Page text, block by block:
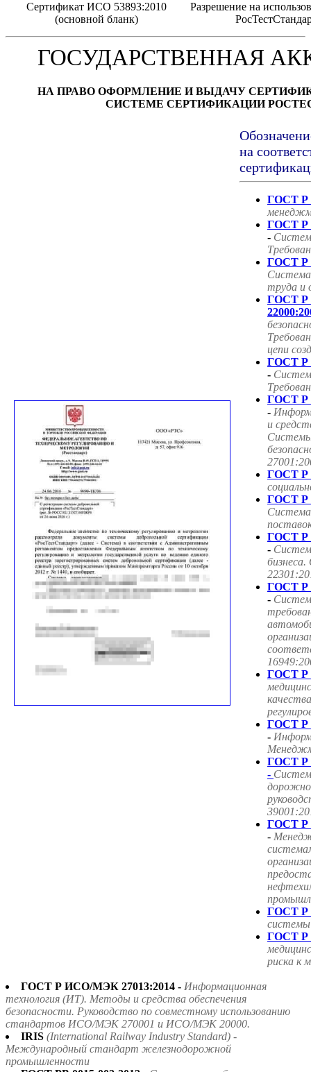
Сертификат ИСО 53893:2010
(основной бланк)
Разрешение на
ГОСУДАРСТВЕННАЯ
НА ПРАВО ОФОРМЛЕНИЕ И ВЫДАЧУ
СИСТЕМЕ СЕРТИФИКАЦИИ
на
ГОСТ Р
ГОСТ Р
-
ГОСТ Р
труда и
ГОСТ
цепи
ГОСТ Р
-
ГОСТ Р
-
и
ГОСТ Р
ГОСТ Р
ГОСТ Р
-
ГОСТ Р
-
ГОСТ Р
ГОСТ Р
-
ГОСТ Р
-
ГОСТ Р
-
ГОСТ Р
системы
ГОСТ Р
риска к
ГОСТ Р ИСО/МЭК 27013:2014 - Информационная
технология (ИТ). Методы и средства обеспечения
безопасности. Руководство по совместному использованию
стандартов ИСО/МЭК 270001 и ИСО/МЭК 20000.
IRIS (International Railway Industry Standard) -
Международный стандарт железнодорожной
промышленности